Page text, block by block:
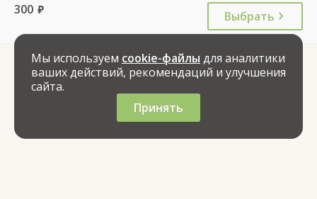
300 руб. Выбрать
Мы используем cookie-файлы для аналитики
ваших действий, рекомендаций и улучшения
сайта.
Принять